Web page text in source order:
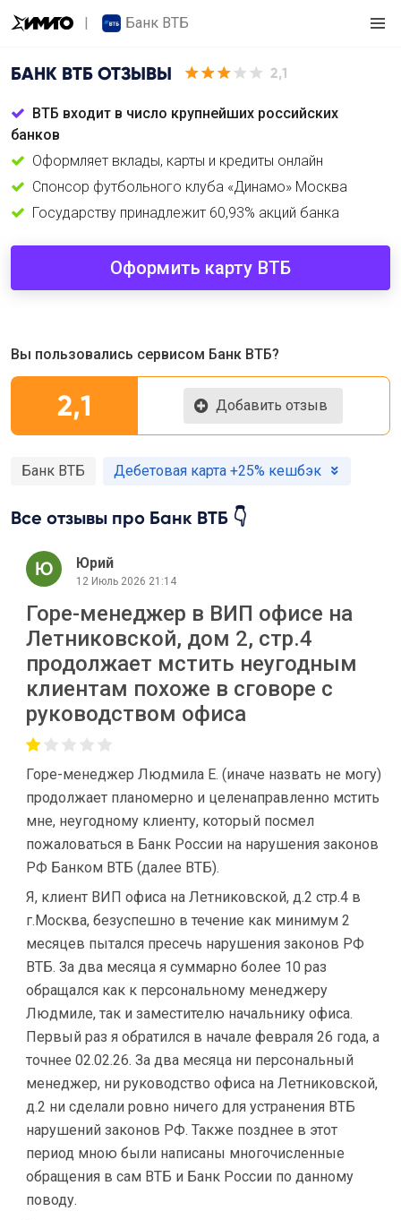
Банк ВТБ
БАНК ВТБ ОТЗЫВЫ 2,1
ВТБ входит в число крупнейших российских
банков
Оформляет вклады, карты и кредиты онлайн
Спонсор футбольного клуба «Динамо» Москва
Государству принадлежит 60,93% акций банка
Оформить карту ВТБ
Вы пользовались сервисом Банк ВТБ?
2,1 Добавить отзыв
Банк ВТБ Дебетовая карта +25% кешбэк
Все отзывы про Банк ВТБ 👇
Юрий
12 Июль 2026 21:14
Горе-менеджер в ВИП офисе на
Летниковской, дом 2, стр.4
продолжает мстить неугодным
клиентам похоже в сговоре с
руководством офиса
Горе-менеджер Людмила Е. (иначе назвать не могу)
продолжает планомерно и целенаправленно мстить
мне, неугодному клиенту, который посмел
пожаловаться в Банк России на нарушения законов
РФ Банком ВТБ (далее ВТБ).
Я, клиент ВИП офиса на Летниковской, д.2 стр.4 в
г.Москва, безуспешно в течение как минимум 2
месяцев пытался пресечь нарушения законов РФ
ВТБ. За два месяца я суммарно более 10 раз
обращался как к персональному менеджеру
Людмиле, так и заместителю начальнику офиса.
Первый раз я обратился в начале февраля 26 года, а
точнее 02.02.26. За два месяца ни персональный
менеджер, ни руководство офиса на Летниковской,
д.2 ни сделали ровно ничего для устранения ВТБ
нарушений законов РФ. Также позднее в этот
период мною были написаны многочисленные
обращения в сам ВТБ и Банк России по данному
поводу.